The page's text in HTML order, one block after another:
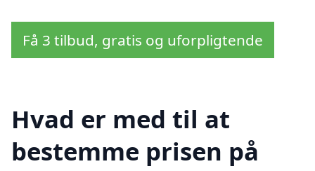
Få 3 tilbud, gratis og uforpligtende
Hvad er med til at
bestemme prisen på